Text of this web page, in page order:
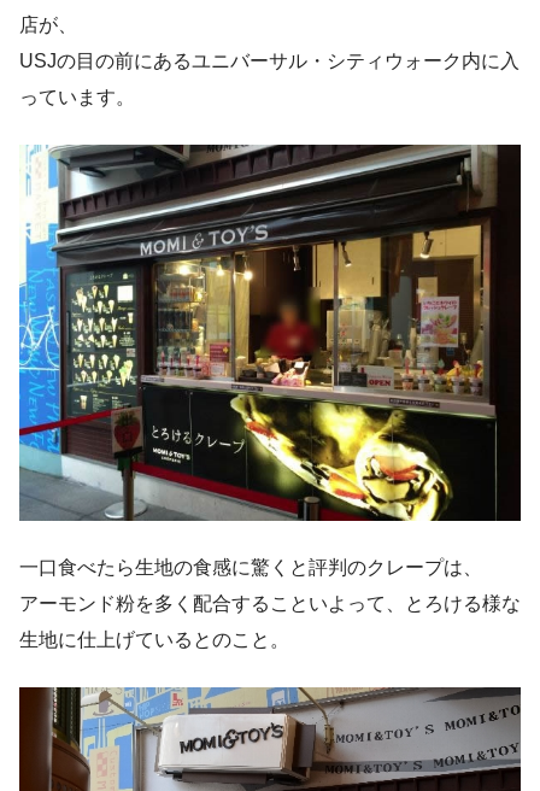
店が、
USJの目の前にあるユニバーサル・シティウォーク内に入
っています。
一口食べたら生地の食感に驚くと評判のクレープは、
アーモンド粉を多く配合することいよって、とろける様な
生地に仕上げているとのこと。